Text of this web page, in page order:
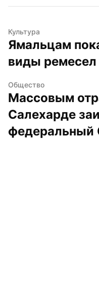
Культура
Ямальцам
виды ремесел
Общество
Массовым
Салехарде
федеральный